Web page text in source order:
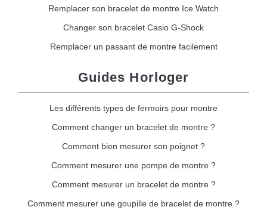
Remplacer son bracelet de montre Ice Watch
Changer son bracelet Casio G-Shock
Remplacer un passant de montre facilement
Guides Horloger
Les différents types de fermoirs pour montre
Comment changer un bracelet de montre ?
Comment bien mesurer son poignet ?
Comment mesurer une pompe de montre ?
Comment mesurer un bracelet de montre ?
Comment mesurer une goupille de bracelet de montre ?